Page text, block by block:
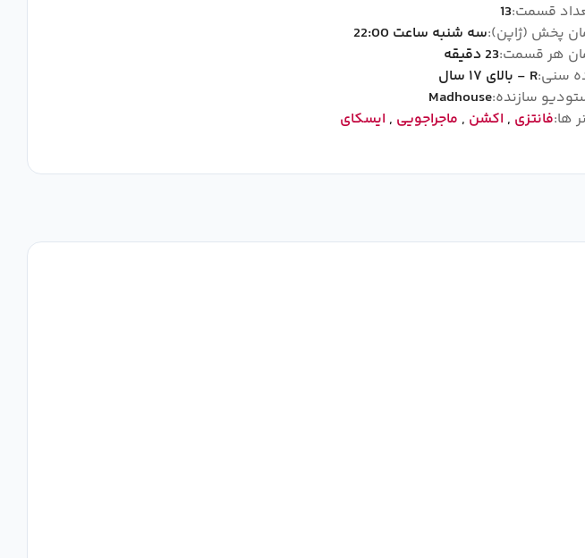
قسمت:13
پخش (ژاپن):سه شنبه ساعت 22:00
هر قسمت:23 دقیقه
سنی:R - بالای ۱۷ سال
سازنده:Madhouse
ها:فانتزی , اکشن , ماجراجویی , ایسکای